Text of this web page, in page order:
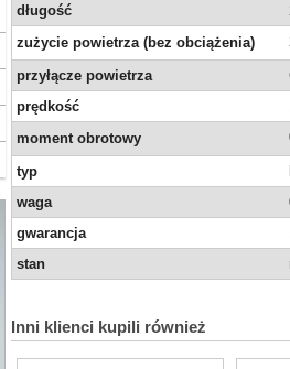
długość
zużycie powietrza (bez obciążenia)
przyłącze powietrza
prędkość
moment obrotowy
typ
waga
gwarancja
stan
Inni klienci kupili również